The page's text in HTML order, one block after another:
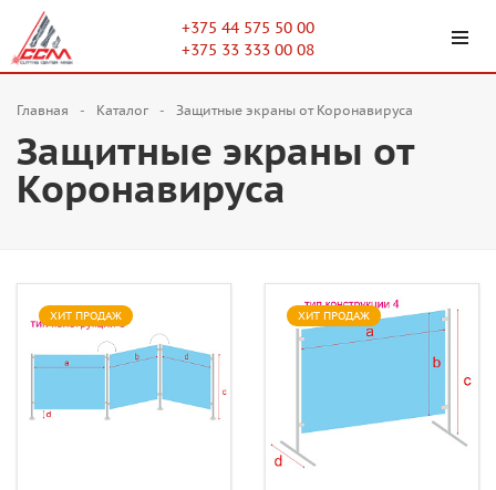
+375 44 575 50 00
+375 33 333 00 08
Главная Каталог Защитные экраны от Коронавируса
Защитные экраны от
Коронавируса
ХИТ ПРОДАЖ ХИТ ПРОДАЖ